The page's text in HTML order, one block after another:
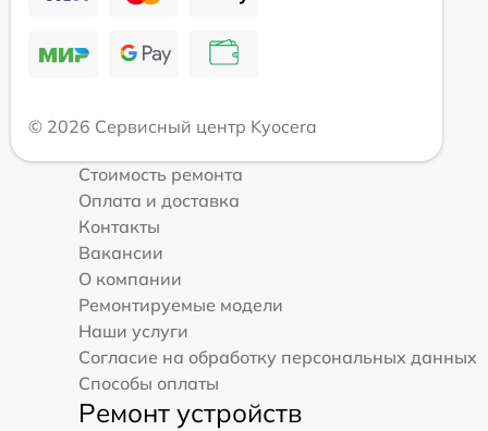
© 2026 Сервисный центр Kyocera
Стоимость ремонта
Оплата и доставка
Контакты
Вакансии
О компании
Ремонтируемые модели
Наши услуги
Согласие на обработку персональных данных
Способы оплаты
Ремонт устройств